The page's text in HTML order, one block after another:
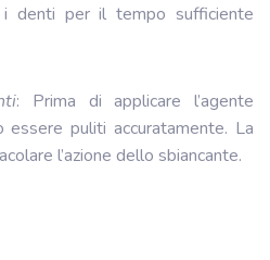
denti per il tempo sufficiente
: Prima di applicare l’agente
essere puliti accuratamente. La
l’azione dello sbiancante.